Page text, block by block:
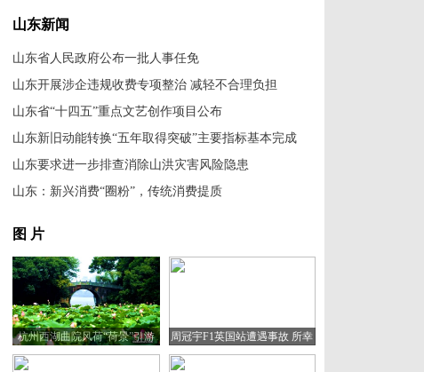
山东新闻
山东省人民政府公布一批人事任免
山东开展涉企违规收费专项整治 减轻不合理负担
山东省“十四五”重点文艺创作项目公布
山东新旧动能转换“五年取得突破”主要指标基本完成
山东要求进一步排查消除山洪灾害风险隐患
山东：新兴消费“圈粉”，传统消费提质
图 片
杭州西湖曲院风荷“荷景”引游
人
周冠宇F1英国站遭遇事故 所幸
人无大碍